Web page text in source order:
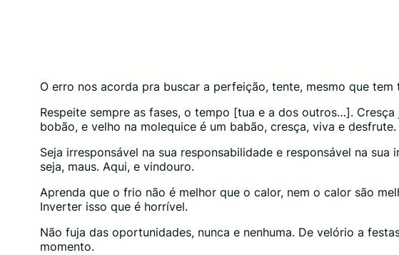
O erro nos acorda pra buscar a perfeição, tente, mesmo que
Respeite sempre as fases, o tempo [tua e a dos outros…].
bobão, e velho na molequice é um babão, cresça, viva e desfrute.
Seja irresponsável na sua responsabilidade e responsável na
seja, maus. Aqui, e vindouro.
Aprenda que o frio não é melhor que o calor, nem o calor são
Inverter isso que é horrível.
Não fuja das oportunidades, nunca e nenhuma. De velório a
momento.